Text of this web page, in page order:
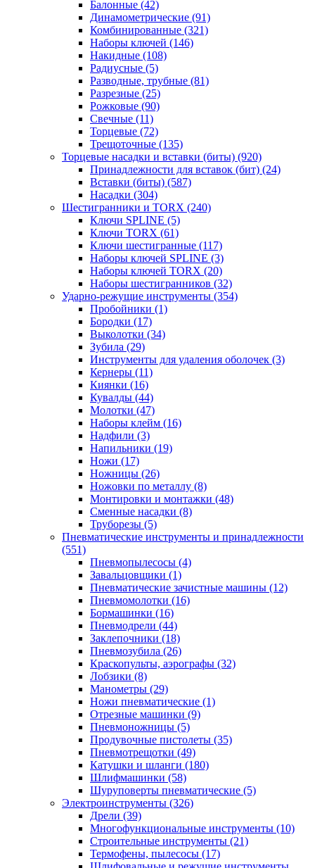
Балонные (42)
Динамометрические (91)
Комбинированные (321)
Наборы ключей (146)
Накидные (108)
Радиусные (5)
Разводные, трубные (81)
Разрезные (25)
Рожковые (90)
Свечные (11)
Торцевые (72)
Трещоточные (135)
Торцевые насадки и вставки (биты) (920)
Принадлежности для вставок (бит) (24)
Вставки (биты) (587)
Насадки (304)
Шестигранники и TORX (240)
Ключи SPLINE (5)
Ключи TORX (61)
Ключи шестигранные (117)
Наборы ключей SPLINE (3)
Наборы ключей TORX (20)
Наборы шестигранников (32)
Ударно-режущие инструменты (354)
Пробойники (1)
Бородки (17)
Выколотки (34)
Зубила (29)
Инструменты для удаления оболочек (3)
Кернеры (11)
Киянки (16)
Кувалды (44)
Молотки (47)
Наборы клейм (16)
Надфили (3)
Напильники (19)
Ножи (17)
Ножницы (26)
Ножовки по металлу (8)
Монтировки и монтажки (48)
Сменные насадки (8)
Труборезы (5)
Пневматические инструменты и принадлежности
(551)
Пневмопылесосы (4)
Завальцовщики (1)
Пневматические зачистные машины (12)
Пневмомолотки (16)
Бормашинки (16)
Пневмодрели (44)
Заклепочники (18)
Пневмозубила (26)
Краскопульты, аэрографы (32)
Лобзики (8)
Манометры (29)
Ножи пневматические (1)
Отрезные машинки (9)
Пневмоножницы (5)
Продувочные пистолеты (35)
Пневмотрещотки (49)
Катушки и шланги (180)
Шлифмашинки (58)
Шуруповерты пневматические (5)
Электроинструменты (326)
Дрели (39)
Многофункциональные инструменты (10)
Строительные инструменты (21)
Термофены, пылесосы (17)